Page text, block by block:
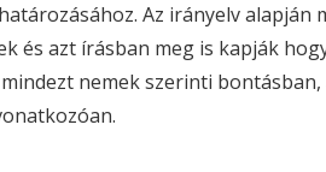
Az irányelv
és azt írásban meg is kapják
nemek szerinti